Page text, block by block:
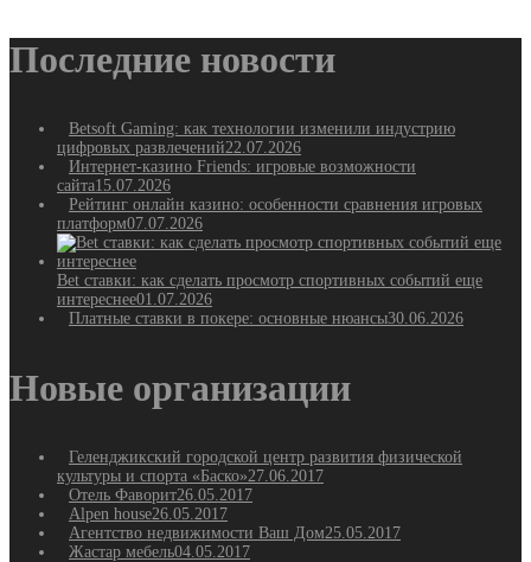
Последние новости
Betsoft Gaming: как технологии изменили индустрию
цифровых развлечений22.07.2026
Интернет-казино Friends: игровые возможности
сайта15.07.2026
Рейтинг онлайн казино: особенности сравнения игровых
платформ07.07.2026
Bet ставки: как сделать просмотр спортивных событий еще
интереснее01.07.2026
Платные ставки в покере: основные нюансы30.06.2026
Новые организации
Геленджикский городской центр развития физической
культуры и спорта «Баско»27.06.2017
Отель Фаворит26.05.2017
Alpen house26.05.2017
Агентство недвижимости Ваш Дом25.05.2017
Жастар мебель04.05.2017